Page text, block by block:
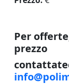
Per
prezzo